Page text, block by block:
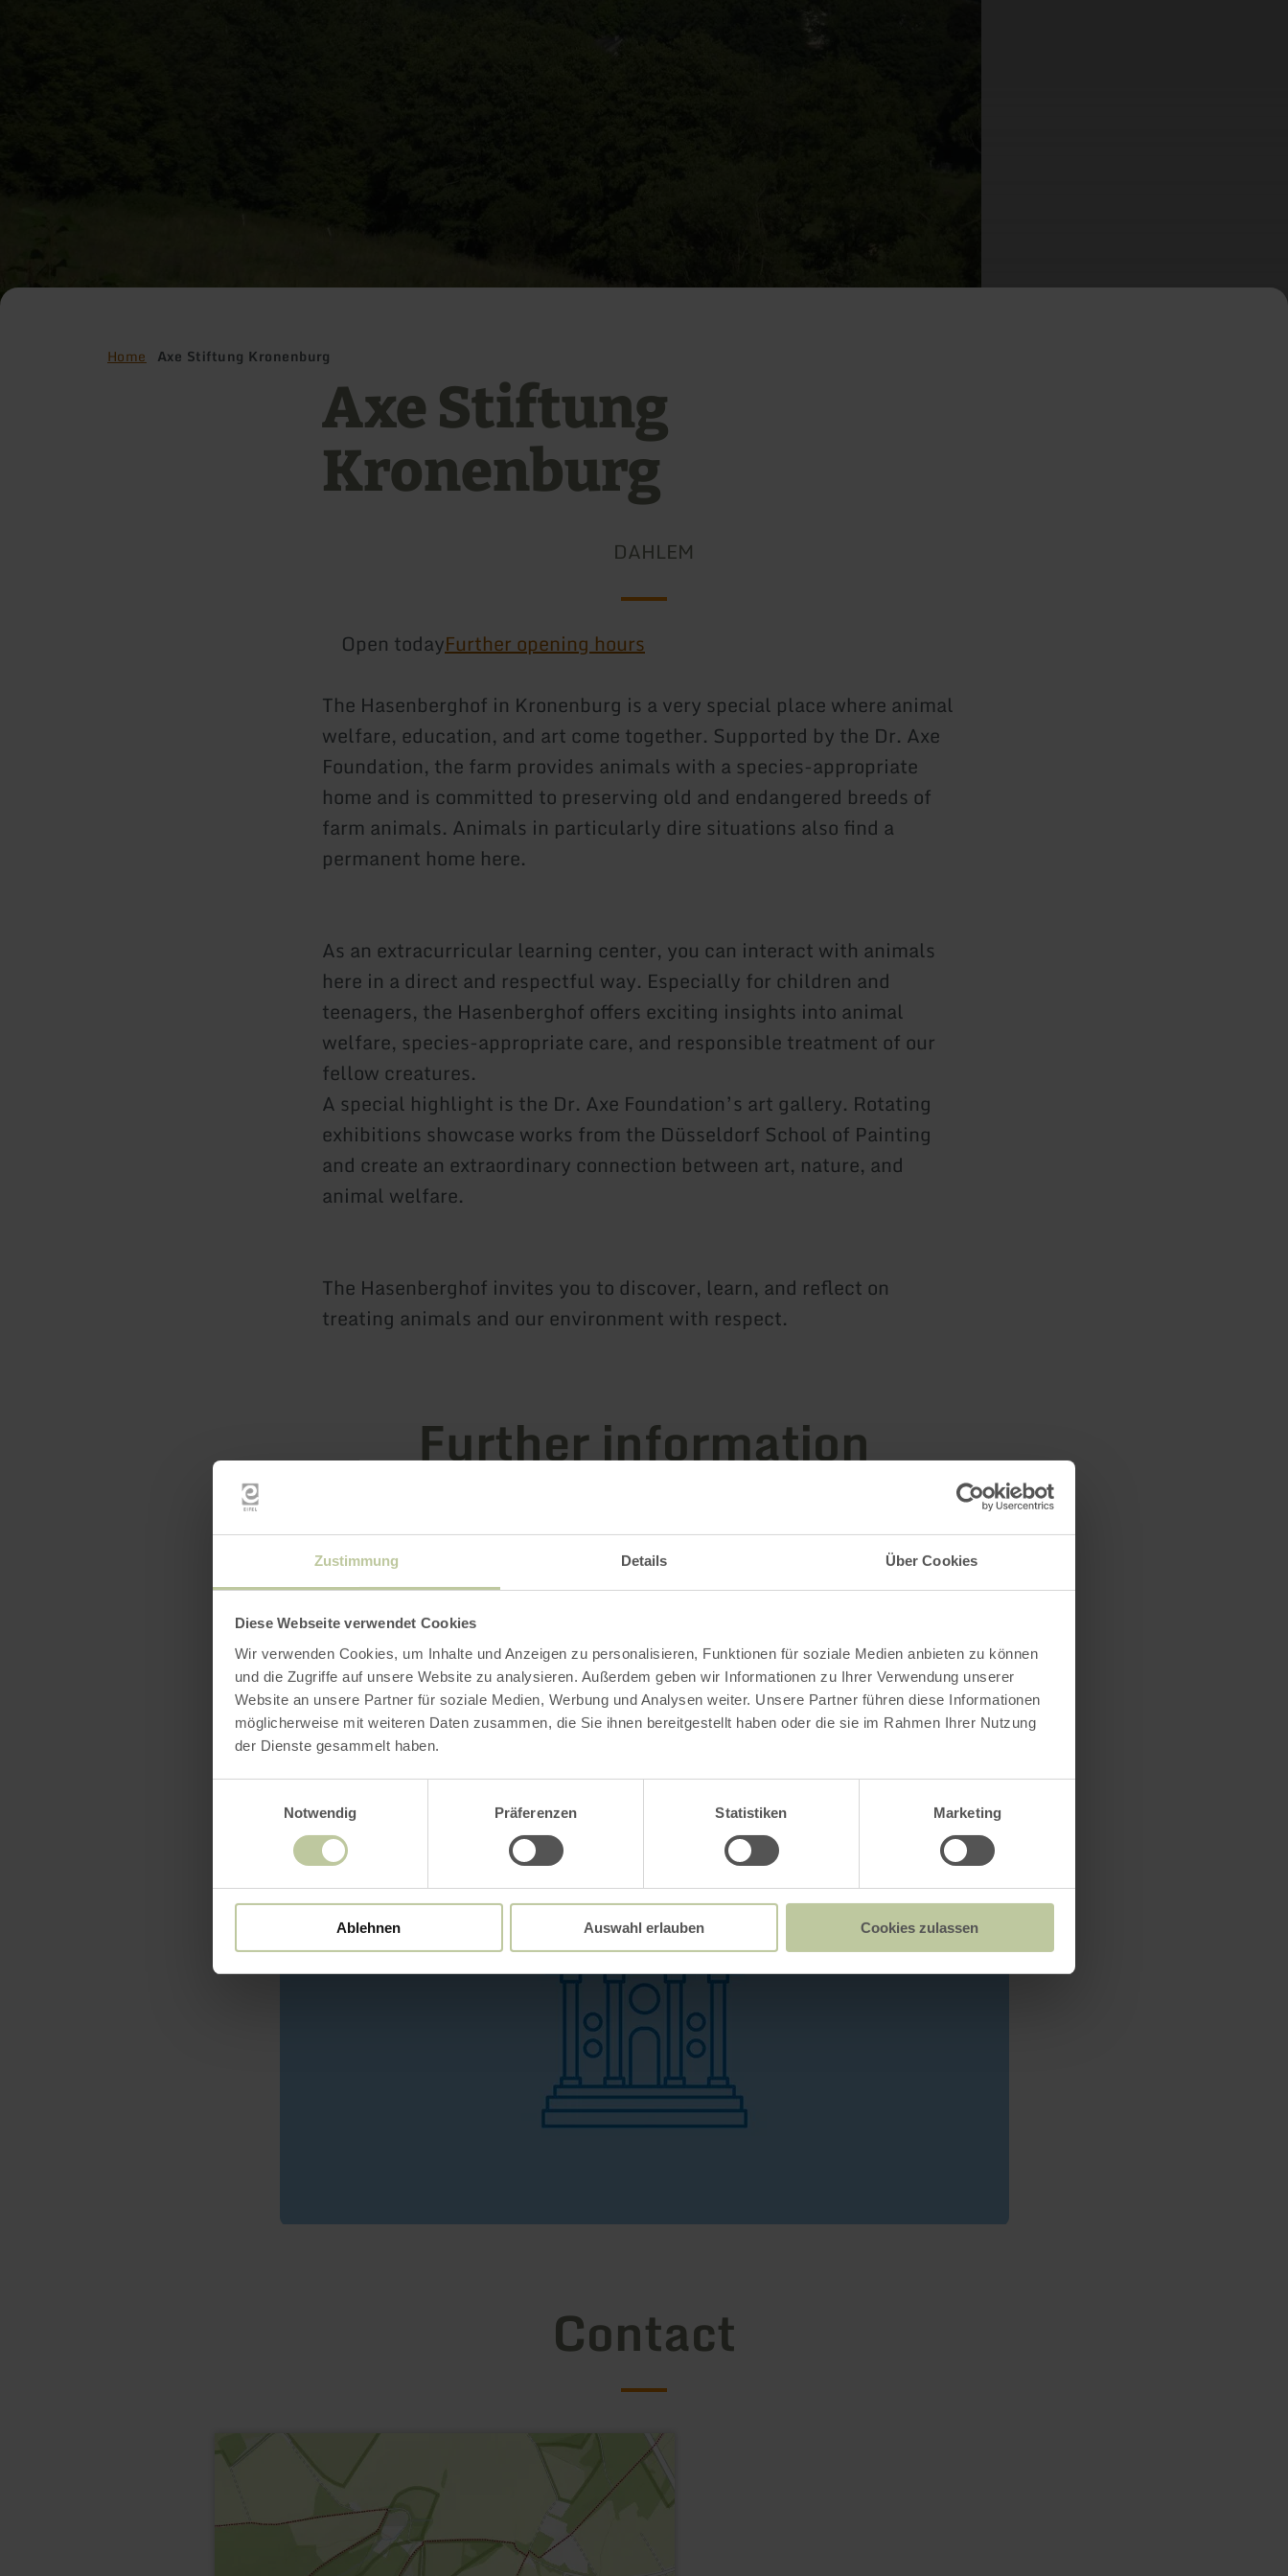
Zustimmung Details Über Cookies
Diese Webseite verwendet Cookies
Wir verwenden Cookies, um Inhalte und Anzeigen zu personalisieren, Funktionen für soziale Medien anbieten zu können
und die Zugriffe auf unsere Website zu analysieren. Außerdem geben wir Informationen zu Ihrer Verwendung unserer
Website an unsere Partner für soziale Medien, Werbung und Analysen weiter. Unsere Partner führen diese Informationen
möglicherweise mit weiteren Daten zusammen, die Sie ihnen bereitgestellt haben oder die sie im Rahmen Ihrer Nutzung
der Dienste gesammelt haben.
Notwendig
Präferenzen Statistiken Marketing
Ablehnen Auswahl erlauben Cookies zulassen
Home Axe Stiftung Kronenburg
Axe Stiftung
Kronenburg
DAHLEM
Open todayFurther opening hours
The Hasenberghof in Kronenburg is a very special place where animal
welfare, education, and art come together. Supported by the Dr. Axe
Foundation, the farm provides animals with a species-appropriate
home and is committed to preserving old and endangered breeds of
farm animals. Animals in particularly dire situations also find a
permanent home here.
As an extracurricular learning center, you can interact with animals
here in a direct and respectful way. Especially for children and
teenagers, the Hasenberghof offers exciting insights into animal
welfare, species-appropriate care, and responsible treatment of our
fellow creatures.
A special highlight is the Dr. Axe Foundation’s art gallery. Rotating
exhibitions showcase works from the Düsseldorf School of Painting
and create an extraordinary connection between art, nature, and
animal welfare.
The Hasenberghof invites you to discover, learn, and reflect on
treating animals and our environment with respect.
Further information
Opening hours
Impressions
Contact